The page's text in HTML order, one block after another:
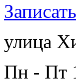
улица
Пн - Пт